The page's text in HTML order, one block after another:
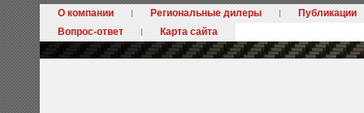
О компании Региональные дилеры
Публикации
Вопрос-ответ
Карта сайта